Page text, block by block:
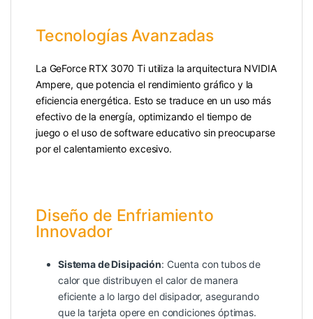
Tecnologías Avanzadas
La GeForce RTX 3070 Ti utiliza la arquitectura NVIDIA
Ampere, que potencia el rendimiento gráfico y la
eficiencia energética. Esto se traduce en un uso más
efectivo de la energía, optimizando el tiempo de
juego o el uso de software educativo sin preocuparse
por el calentamiento excesivo.
Diseño de Enfriamiento
Innovador
Sistema de Disipación: Cuenta con tubos de
calor que distribuyen el calor de manera
eficiente a lo largo del disipador, asegurando
que la tarjeta opere en condiciones óptimas.